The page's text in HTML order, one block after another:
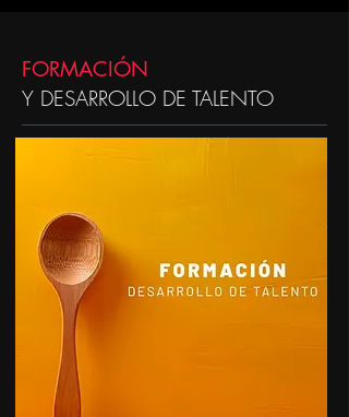
FORMACIÓN
Y DESARROLLO DE TALENTO